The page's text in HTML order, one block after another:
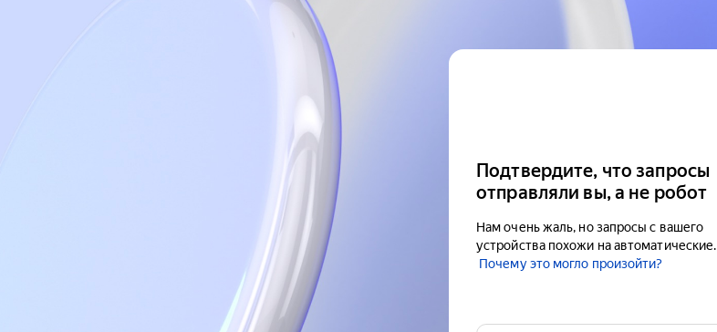
Подтвердите, что запросы
отправляли вы, а не робот
Нам очень жаль, но запросы с вашего
устройства похожи на автоматические.
Почему это могло произойти?